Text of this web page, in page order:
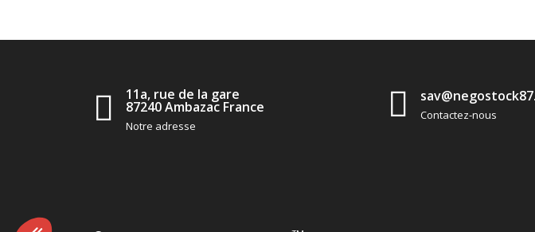
11a, rue de la gare
87240 Ambazac France
Notre adresse
Contactez-nous